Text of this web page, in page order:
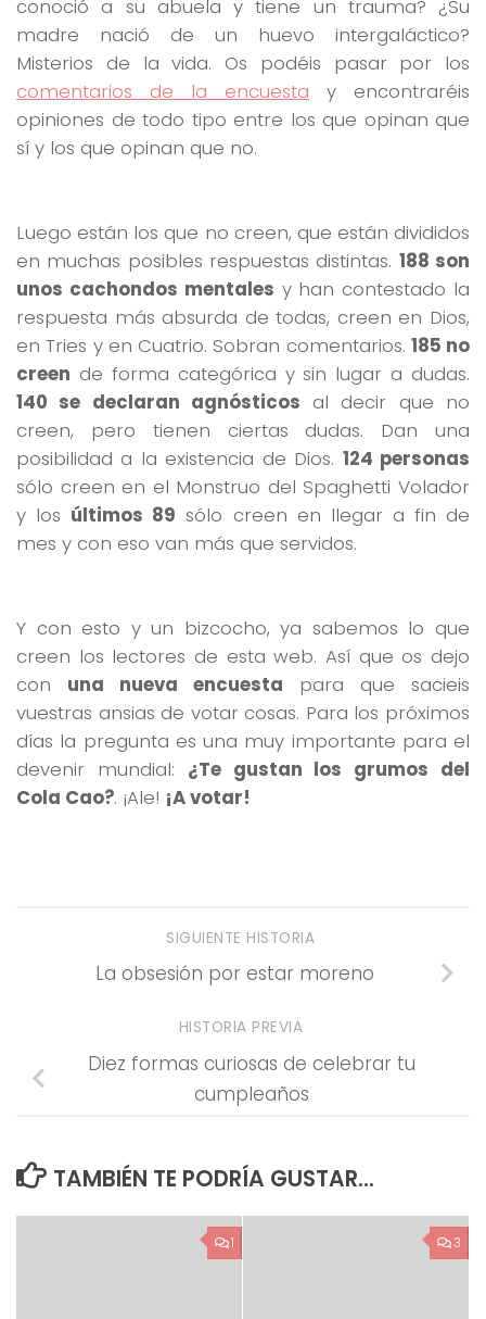
conoció a su abuela y tiene un trauma? ¿Su
madre nació de un huevo intergaláctico?
Misterios de la vida. Os podéis pasar por los
comentarios de la encuesta y encontraréis
opiniones de todo tipo entre los que opinan que
sí y los que opinan que no.
Luego están los que no creen, que están divididos
en muchas posibles respuestas distintas. 188 son
unos cachondos mentales y han contestado la
respuesta más absurda de todas, creen en Dios,
en Tries y en Cuatrio. Sobran comentarios. 185 no
creen de forma categórica y sin lugar a dudas.
140 se declaran agnósticos al decir que no
creen, pero tienen ciertas dudas. Dan una
posibilidad a la existencia de Dios. 124 personas
sólo creen en el Monstruo del Spaghetti Volador
y los últimos 89 sólo creen en llegar a fin de
mes y con eso van más que servidos.
Y con esto y un bizcocho, ya sabemos lo que
creen los lectores de esta web. Así que os dejo
con una nueva encuesta para que sacieis
vuestras ansias de votar cosas. Para los próximos
días la pregunta es una muy importante para el
devenir mundial: ¿Te gustan los grumos del
Cola Cao?. ¡Ale! ¡A votar!
SIGUIENTE HISTORIA
La obsesión por estar moreno
HISTORIA PREVIA
Diez formas curiosas de celebrar tu
cumpleaños
TAMBIÉN TE PODRÍA GUSTAR...
1 3